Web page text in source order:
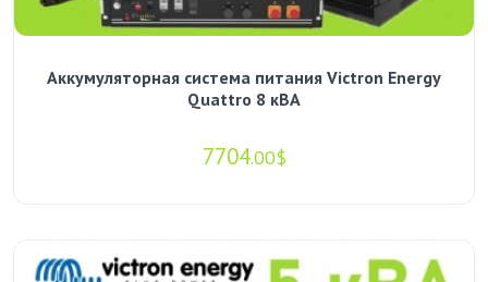
Аккумуляторная система питания Victron Energy
Quattro 8 кВА
7704.00$